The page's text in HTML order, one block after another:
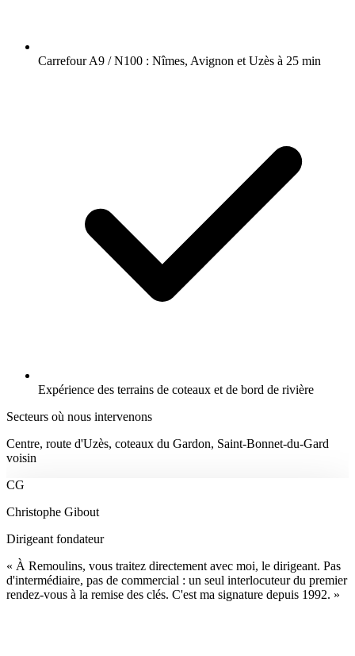
Carrefour A9 / N100 : Nîmes, Avignon et Uzès à 25 min
Expérience des terrains de coteaux et de bord de rivière
Secteurs où nous intervenons
Centre, route d'Uzès, coteaux du Gardon, Saint-Bonnet-du-Gard
voisin
CG
Christophe Gibout
Dirigeant fondateur
« À Remoulins, vous traitez directement avec moi, le dirigeant. Pas
d'intermédiaire, pas de commercial : un seul interlocuteur du premier
rendez-vous à la remise des clés. C'est ma signature depuis 1992. »